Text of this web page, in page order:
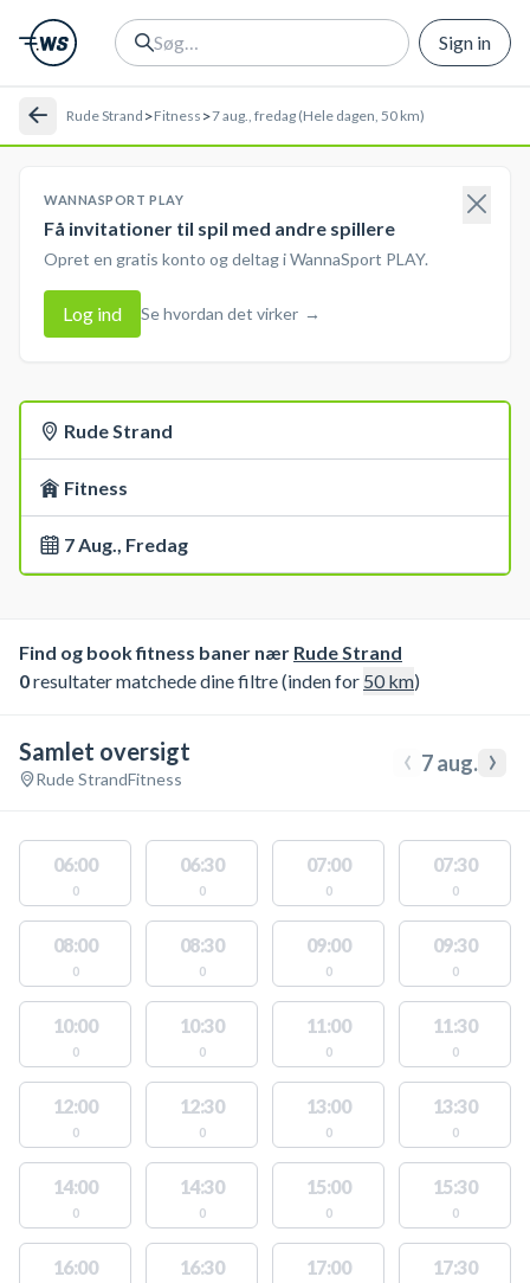
Sign in
Rude Strand >Fitness >7 aug., fredag (Hele dagen, 50 km)
WANNASPORT PLAY
Få invitationer til spil med andre spillere
Opret en gratis konto og deltag i WannaSport PLAY.
Log ind Se hvordan det virker →
Rude Strand
Fitness
7 Aug., Fredag
Find og book fitness baner nær Rude Strand
0resultater matchede dine filtre (inden for 50km)
Samlet oversigt
Rude StrandFitness ‹ 7 aug. ›
06:00
0
06:30
0
07:00
0
07:30
0
08:00
0
08:30
0
09:00
0
09:30
0
10:00
0
10:30
0
11:00
0
11:30
0
12:00
0
12:30
0
13:00
0
13:30
0
14:00
0
14:30
0
15:00
0
15:30
0
16:00 16:30 17:00 17:30